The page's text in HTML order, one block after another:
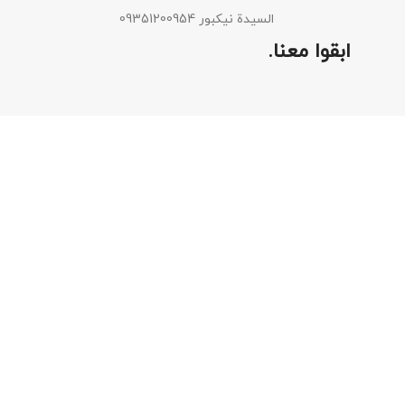
السيدة نيكبور 09351200954
ابقوا معنا.